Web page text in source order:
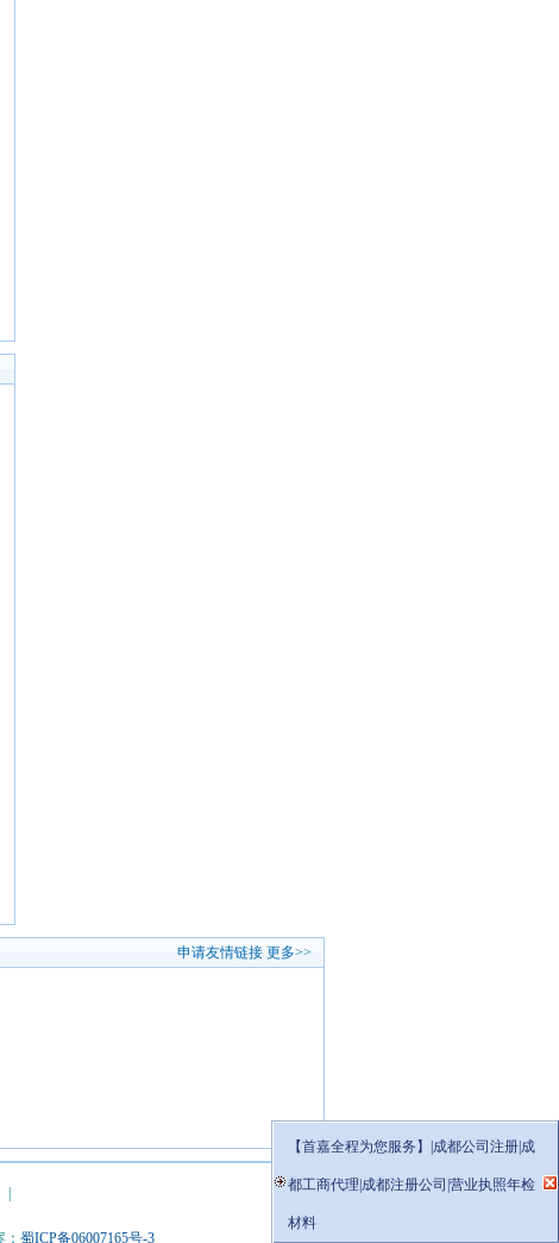
申请友情链接 更多>>
|
蜀ICP备06007165号-3
【首嘉全程为您服务】|成都公司注册|成
都工商代理|成都注册公司|营业执照年检
材料